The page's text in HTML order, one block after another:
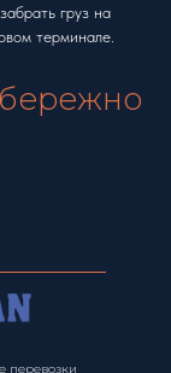
груз на
терминале.
перевозки